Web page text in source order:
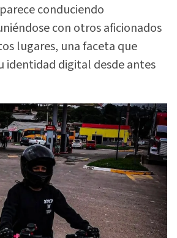
conduciendo
con otros aficionados
lugares, una faceta que
identidad digital desde antes